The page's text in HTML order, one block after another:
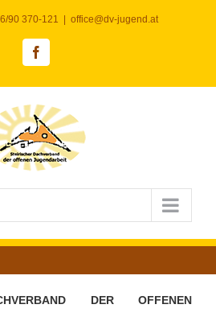
90 370-121 office@dv-jugend.at
Facebook
DER OFFENEN